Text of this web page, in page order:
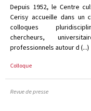
Depuis 1952, le Centre
Cerisy accueille dans un
colloques
chercheurs,
professionnels autour d (...)
Colloque
Revue de presse